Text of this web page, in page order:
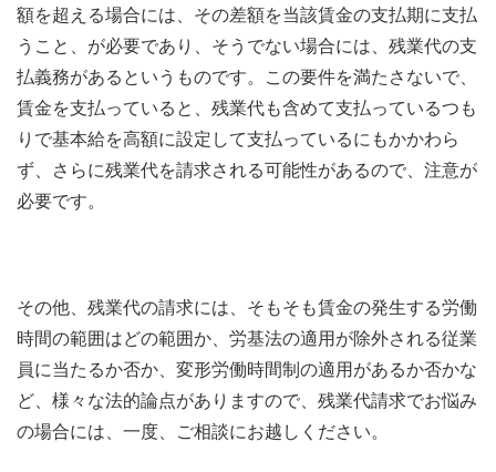
額を超える場合には、その差額を当該賃金の支払期に支払
うこと、が必要であり、そうでない場合には、残業代の支
払義務があるというものです。この要件を満たさないで、
賃金を支払っていると、残業代も含めて支払っているつも
りで基本給を高額に設定して支払っているにもかかわら
ず、さらに残業代を請求される可能性があるので、注意が
必要です。
その他、残業代の請求には、そもそも賃金の発生する労働
時間の範囲はどの範囲か、労基法の適用が除外される従業
員に当たるか否か、変形労働時間制の適用があるか否かな
ど、様々な法的論点がありますので、残業代請求でお悩み
の場合には、一度、ご相談にお越しください。